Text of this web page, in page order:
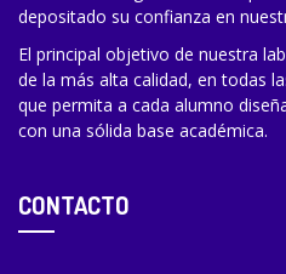
depositado su confianza en
El principal objetivo de nuestra
de la más alta calidad, en todas
que permita a cada alumno
con una sólida base académica.
CONTACTO